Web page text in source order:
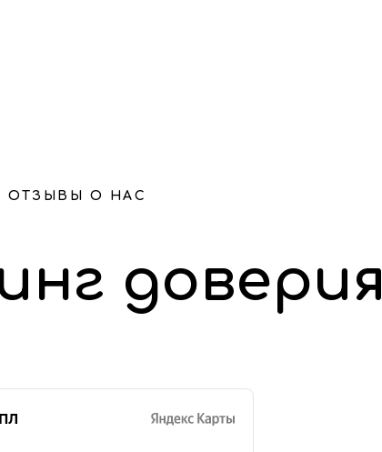
ОТЗЫВЫ О НАС
доверия